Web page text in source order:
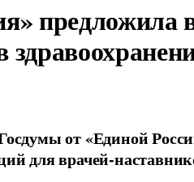
предложила
от «Единой
для врачей-